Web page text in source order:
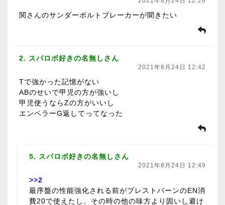
関さんのサンダーボルトブレーカーが聞きたい
2. スパロボ好きの名無しさん
2021年8月24日 12:42
Tで強かった記憶がない
ABのせいで甲児の方が強いし
甲児使うならZの方がいいし
エンペラーG返してってなった
5. スパロボ好きの名無しさん
2021年8月24日 12:49
>>2
最序盤の性能強化される前がブレストバーンのEN消
費20で使えたし、その時の他の味方より固いし避け